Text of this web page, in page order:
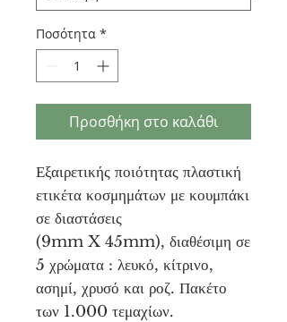
Ποσότητα *
Προσθήκη στο καλάθι
Εξαιρετικής ποιότητας πλαστική
ετικέτα κοσμημάτων με κουμπάκι
σε διαστάσεις
(9mm X 45mm), διαθέσιμη σε
5 χρώματα : λευκό, κίτρινο,
ασημί, χρυσό και ροζ. Πακέτο
των 1.000 τεμαχίων.